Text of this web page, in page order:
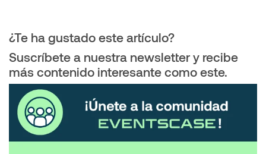
¿Te ha gustado este artículo?
Suscríbete a nuestra newsletter y recibe
más contenido interesante como este.